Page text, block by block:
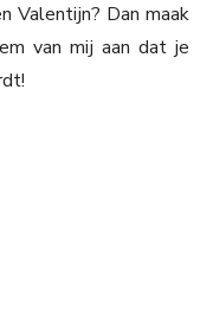
Valentijn? Dan maak
van mij aan dat je